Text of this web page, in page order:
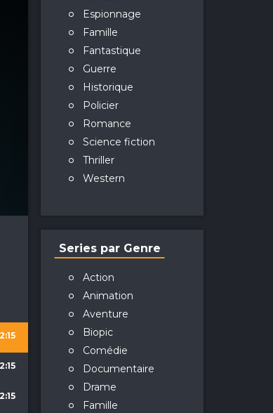
Espionnage
Famille
Fantastique
Guerre
Historique
Policier
Romance
Science fiction
Thriller
Western
Series par Genre
Action
Animation
Aventure
Biopic
Comédie
Documentaire
Drame
Famille